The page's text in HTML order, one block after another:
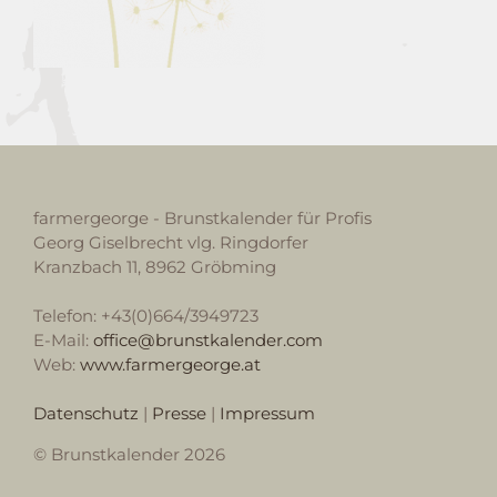
farmergeorge - Brunstkalender für Profis
Georg Giselbrecht vlg. Ringdorfer
Kranzbach 11, 8962 Gröbming
Telefon: +43(0)664/3949723
E-Mail: office@brunstkalender.com
Web: www.farmergeorge.at
Datenschutz | Presse | Impressum
© Brunstkalender 2026